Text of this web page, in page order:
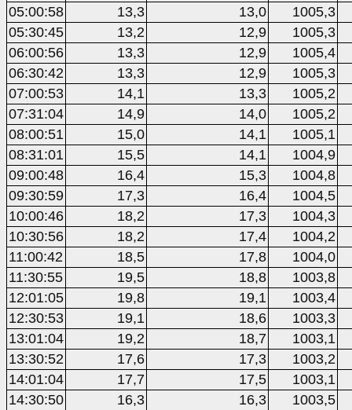
05:00:58
13,3 13,0
1005,3
05:30:45
13,2 12,9
1005,3
06:00:56
13,3 12,9
1005,4
06:30:42
13,3 12,9
1005,3
07:00:53
14,1 13,3
1005,2
07:31:04
14,9 14,0
1005,2
08:00:51
15,0 14,1
1005,1
08:31:01
15,5 14,1
1004,9
09:00:48
16,4 15,3
1004,8
09:30:59
17,3 16,4
1004,5
10:00:46
18,2 17,3
1004,3
10:30:56
18,2 17,4
1004,2
11:00:42
18,5 17,8
1004,0
11:30:55
19,5 18,8
1003,8
12:01:05
19,8 19,1
1003,4
12:30:53
19,1 18,6
1003,3
13:01:04
19,2 18,7
1003,1
13:30:52
17,6 17,3
1003,2
14:01:04
17,7 17,5
1003,1
14:30:50
16,3 16,3
1003,5